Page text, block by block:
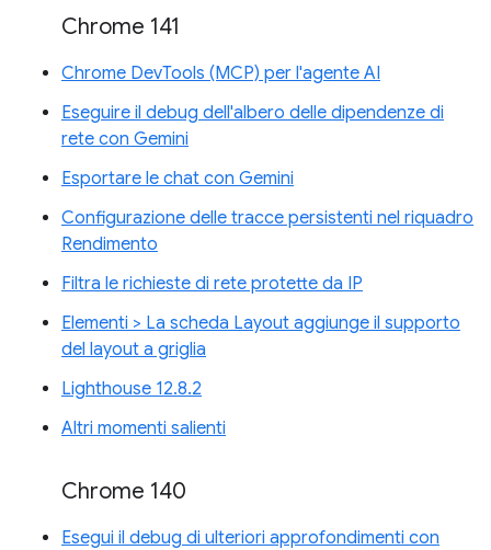
Chrome 141
Chrome DevTools (MCP) per l'agente AI
Eseguire il debug dell'albero delle dipendenze di
rete con Gemini
Esportare le chat con Gemini
Configurazione delle tracce persistenti nel riquadro
Rendimento
Filtra le richieste di rete protette da IP
Elementi > La scheda Layout aggiunge il supporto
del layout a griglia
Lighthouse 12.8.2
Altri momenti salienti
Chrome 140
Esegui il debug di ulteriori approfondimenti con